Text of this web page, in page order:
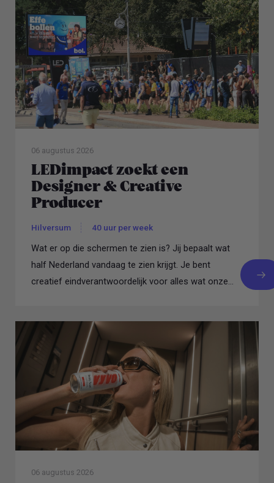
06 augustus 2026
LEDimpact zoekt een
Designer & Creative
Producer
Hilversum 40 uur per week
Wat er op die schermen te zien is? Jij bepaalt wat
half Nederland vandaag te zien krijgt. Je bent
creatief eindverantwoordelijk voor alles wat onze
06 augustus 2026